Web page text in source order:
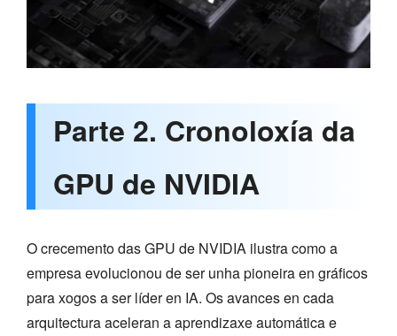
Parte 2. Cronoloxía da
GPU de NVIDIA
O crecemento das GPU de NVIDIA ilustra como a
empresa evolucionou de ser unha pioneira en gráficos
para xogos a ser líder en IA. Os avances en cada
arquitectura aceleran a aprendizaxe automática e